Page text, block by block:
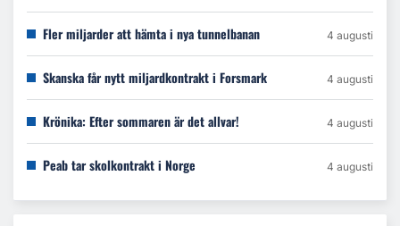
Fler miljarder att hämta i nya tunnelbanan 4 augusti
Skanska får nytt miljardkontrakt i Forsmark 4 augusti
Krönika: Efter sommaren är det allvar! 4 augusti
Peab tar skolkontrakt i Norge 4 augusti